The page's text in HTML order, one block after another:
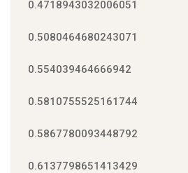
0.4718943032006051
0.5080464680243071
0.554039464666942
0.5810755525161744
0.5867780093448792
0.6137798651413429